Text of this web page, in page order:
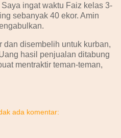
ingat waktu Faiz kelas 3-
sebanyak 40 ekor. Amin
disembelih untuk kurban,
hasil penjualan ditabung
mentraktir teman-teman,
ada komentar: